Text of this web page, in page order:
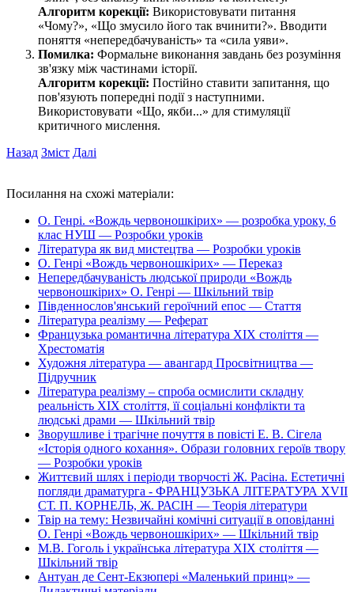
Алгоритм корекції: Використовувати питання
«Чому?», «Що змусило його так вчинити?». Вводити
поняття «непередбачуваність» та «сила уяви».
Помилка: Формальне виконання завдань без розуміння
зв'язку між частинами історії.
Алгоритм корекції: Постійно ставити запитання, що
пов'язують попередні події з наступними.
Використовувати «Що, якби...» для стимуляції
критичного мислення.
Назад Зміст Далі
Посилання на схожі матеріали:
О. Генрі. «Вождь червоношкірих» — розробка уроку, 6
клас НУШ — Розробки уроків
Література як вид мистецтва — Розробки уроків
О. Генрі «Вождь червоношкірих» — Переказ
Непередбачуваність людської природи «Вождь
червоношкірих» О. Генрі — Шкільний твір
Південнослов'янський героїчний епос — Стаття
Література реалізму — Реферат
Французька романтична література ХІХ століття —
Хрестоматія
Художня література — авангард Просвітництва —
Підручник
Література реалізму – спроба осмислити складну
реальність XIX століття, її соціальні конфлікти та
людські драми — Шкільний твір
Зворушливе і трагічне почуття в повісті Е. В. Сігела
«Історія одного кохання». Образи головних героїв твору
— Розробки уроків
Життєвий шлях і періоди творчості Ж. Расіна. Естетичні
погляди драматурга - ФРАНЦУЗЬКА ЛІТЕРАТУРА XVII
СТ. П. КОРНЕЛЬ, Ж. РАСІН — Теорія літератури
Твір на тему: Незвичайні комічні ситуації в оповіданні
О. Генрі «Вождь червоношкірих» — Шкільний твір
М.В. Гоголь і українська література ХІХ століття —
Шкільний твір
Антуан де Сент-Екзюпері «Маленький принц» —